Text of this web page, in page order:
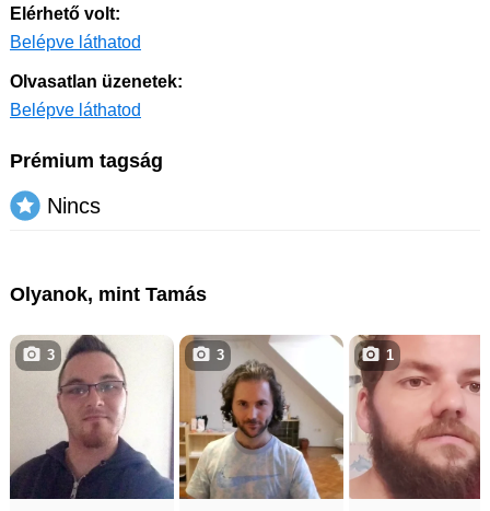
Elérhető volt:
Belépve láthatod
Olvasatlan üzenetek:
Belépve láthatod
Prémium tagság
Nincs
Olyanok, mint Tamás
3 3 1